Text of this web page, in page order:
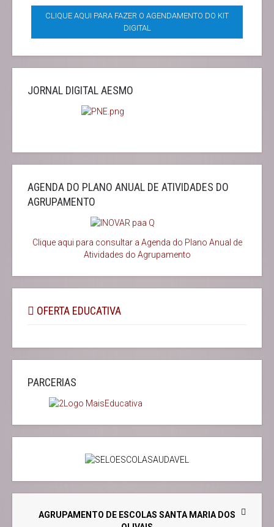
CLIQUE AQUI PARA FAZER O AGENDAMENTO DO KIT
DIGITAL
JORNAL DIGITAL AESMO
AGENDA DO PLANO ANUAL DE ATIVIDADES DO
AGRUPAMENTO
Clique aqui para consultar a Agenda do Plano Anual de
Atividades do Agrupamento
OFERTA EDUCATIVA
PARCERIAS
AGRUPAMENTO DE ESCOLAS SANTA MARIA DOS